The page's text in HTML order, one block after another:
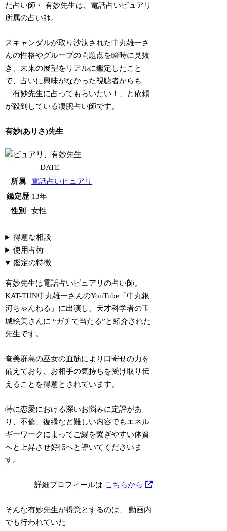
た占い師・有妙先生は、電話占いピュアリ
所属の占い師。
スキャンダルが取り沙汰された中丸雄一さ
んの性格やグループの問題点を瞬時に見抜
き、未来の展望をリアルに鑑定したこと
で、占いに興味がなかった視聴者からも
「有妙先生に占ってもらいたい！」と依頼
が殺到している凄腕占い師です。
有妙(ありさ)先生
DATE
所属
電話占いピュアリ
鑑定歴 13年
性別
女性
得意な相談
使用占術
鑑定の特徴
有妙先生は電話占いピュアリの占い師。
KAT-TUN中丸雄一さんのYouTube「中丸銀
河ちゃんねる」に出演し、天才科学者の玉
城絵美さんに“ガチで当たる”と紹介された
先生です。
奄美群島の巫女の血筋により口寄せの力を
備えており、お相手の気持ちを受け取り伝
えることを得意とされています。
特に恋愛における深いお悩みに定評があ
り、不倫、復縁など難しい内容でもエネル
ギーワークによってご縁を繋ぎやすい体質
へと上昇させ好転へと導いてくださいま
す。
詳細プロフィールは こちらから
そんな有妙先生が得意とするのは、 動画内
でも行われていた